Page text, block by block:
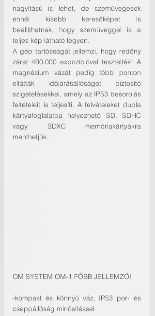
nagyítású is lehet, de szemüvegesek
ennél kisebb keresőképet is
beállíthatnak, hogy szemüveggel is a
teljes kép látható legyen.
A gép tartósságát jellemzi, hogy redőny
zárat 400.000 expozícióval tesztelték! A
magnézium vázát pedig több ponton
ellátták időjárásállóságot biztosító
szigetelésekkel, amely az IP53 besorolás
feltételeit is teljesíti. A felvételeket dupla
kártyafoglalatba helyezhető SD, SDHC
vagy SDXC memóriakártyákra
menthetjük.
OM SYSTEM OM-1 FŐBB JELLEMZŐI
-kompakt és könnyű váz, IP53 por- és
cseppállóság minősítéssel